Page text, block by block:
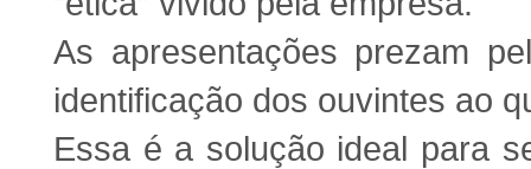
As apresentações prezam
identificação dos ouvintes ao
Essa é a solução ideal para